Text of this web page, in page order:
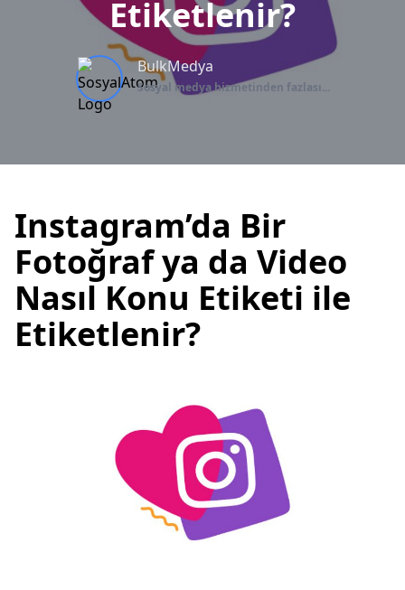
Etiketlenir?
BulkMedya
Sosyal medya hizmetinden fazlası...
Instagram’da Bir
Fotoğraf ya da Video
Nasıl Konu Etiketi ile
Etiketlenir?